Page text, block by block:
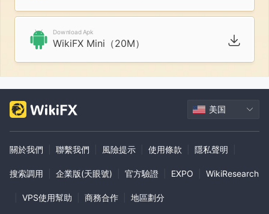
Download Apk
WikiFX Mini（20M）
美国
關於我們 聯繫我們 風險提示 使用條款 隱私聲明
搜索調用 企業版(天眼號) 官方驗證 EXPO WikiResearch
VPS使用幫助 商務合作 地區劃分